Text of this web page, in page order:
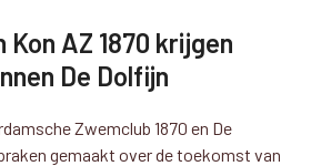
AZ 1870 krijgen
De Dolfijn
Zwemclub 1870 en De
gemaakt over de toekomst van